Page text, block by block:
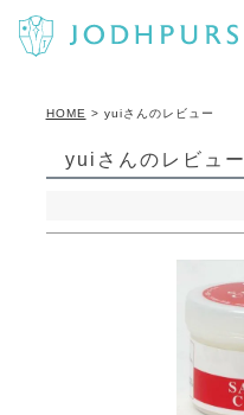
HOME yuiさんのレビュー
yuiさんのレビュー